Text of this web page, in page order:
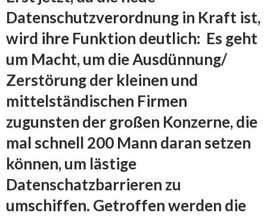
Datenschutzverordnung in Kraft ist,
wird ihre Funktion deutlich: Es geht
um Macht, um die Ausdünnung/
Zerstörung der kleinen und
mittelständischen Firmen
zugunsten der großen Konzerne, die
mal schnell 200 Mann daran setzen
können, um lästige
Datenschatzbarrieren zu
umschiffen. Getroffen werden die